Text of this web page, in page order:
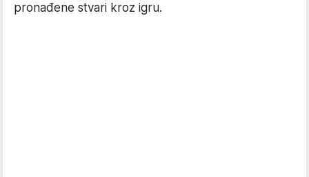
pronađene stvari kroz igru.